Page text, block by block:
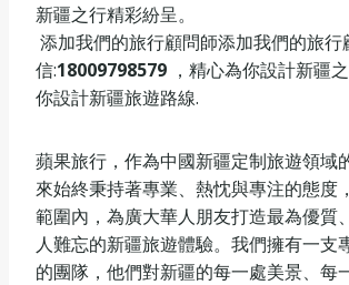
新疆之行精彩紛呈。
添加我們的旅行顧問師添加我們的旅行
信:18009798579 ，精心為你設計新疆
你設計新疆旅遊路線.
蘋果旅行，作為中國新疆定制旅遊領域
來始終秉持著專業、熱忱與專注的態度
範圍內，為廣大華人朋友打造最為優質
人難忘的新疆旅遊體驗。我們擁有一支
的團隊，他們對新疆的每一處美景、每